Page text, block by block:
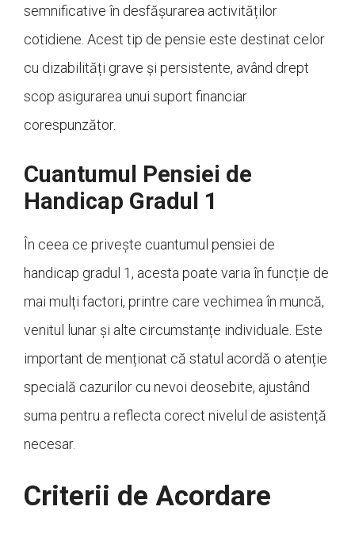
semnificative în desfășurarea activităților
cotidiene. Acest tip de pensie este destinat celor
cu dizabilități grave și persistente, având drept
scop asigurarea unui suport financiar
corespunzător.
Cuantumul Pensiei de
Handicap Gradul 1
În ceea ce privește cuantumul pensiei de
handicap gradul 1, acesta poate varia în funcție de
mai mulți factori, printre care vechimea în muncă,
venitul lunar și alte circumstanțe individuale. Este
important de menționat că statul acordă o atenție
specială cazurilor cu nevoi deosebite, ajustând
suma pentru a reflecta corect nivelul de asistență
necesar.
Criterii de Acordare